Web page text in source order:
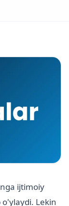
ijtimoiy
Lekin